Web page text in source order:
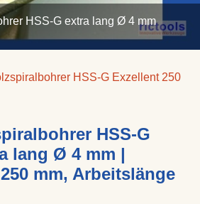
HSS-G extra lang Ø 4 mm
HSS-G Exzellent 250
HSS-G
lang Ø 4 mm |
mm, Arbeitslänge